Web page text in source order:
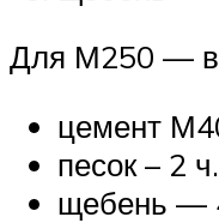
Для М250 — в
цемент
песок – 2
щебень —